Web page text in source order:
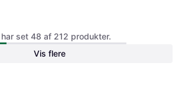
cm
Farve:
Siemens Oven Tray
HZ327000 Bagesten
Bagesten, Metal, Træ Farve: Brun,
har set 48 af 212 produkter.
Vis flere